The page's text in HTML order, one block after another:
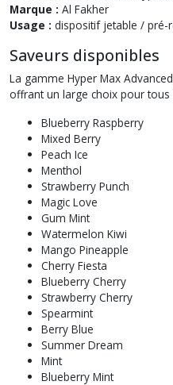
Marque : Al Fakher
Usage : dispositif jetable / pré-
Saveurs disponibles
La gamme Hyper Max
offrant un large choix pour tous
Blueberry Raspberry
Mixed Berry
Peach Ice
Menthol
Strawberry Punch
Magic Love
Gum Mint
Watermelon Kiwi
Mango Pineapple
Cherry Fiesta
Blueberry Cherry
Strawberry Cherry
Spearmint
Berry Blue
Summer Dream
Mint
Blueberry Mint